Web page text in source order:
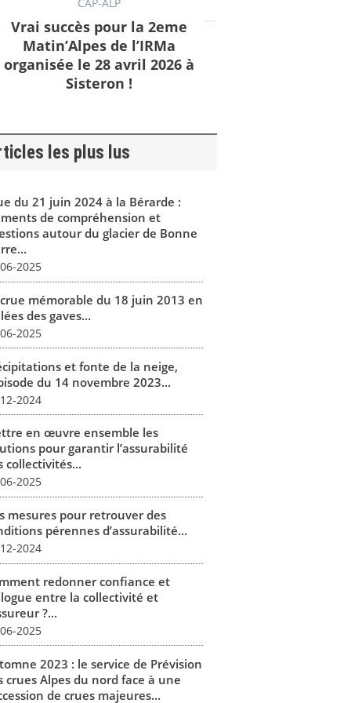
Vrai succès pour la 2eme
Matin’Alpes de l’IRMa
organisée le 28 avril 2026 à
Sisteron !
les plus lus
du 21 juin 2024 à la Bérarde :
de compréhension et
autour du glacier de Bonne
2025
mémorable du 18 juin 2013 en
des gaves...
2025
et fonte de la neige,
du 14 novembre 2023...
2024
en œuvre ensemble les
pour garantir l’assurabilité
collectivités...
2025
mesures pour retrouver des
pérennes d’assurabilité...
2024
redonner confiance et
entre la collectivité et
?...
2025
2023 : le service de Prévision
crues Alpes du nord face à une
de crues majeures...